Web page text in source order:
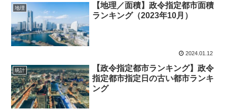
地理
【地理／面積】政令指定都市面積
ランキング（2023年10月）
2024.01.12
統計
【政令指定都市ランキング】政令
指定都市指定日の古い都市ランキ
ング